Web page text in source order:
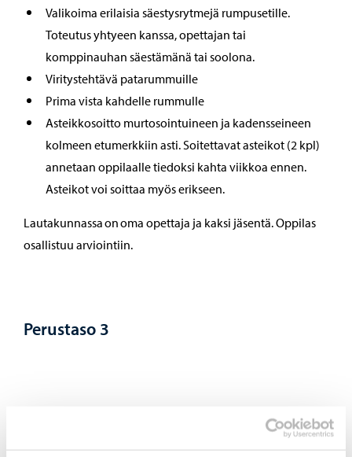
Valikoima erilaisia säestysrytmejä rumpusetille.
Toteutus yhtyeen kanssa, opettajan tai
komppinauhan säestämänä tai soolona.
Viritystehtävä patarummuille
Prima vista kahdelle rummulle
Asteikkosoitto murtosointuineen ja kadensseineen
kolmeen etumerkkiin asti. Soitettavat asteikot (2 kpl)
annetaan oppilaalle tiedoksi kahta viikkoa ennen.
Asteikot voi soittaa myös erikseen.
Lautakunnassa on oma opettaja ja kaksi jäsentä. Oppilas
osallistuu arviointiin.
Perustaso 3